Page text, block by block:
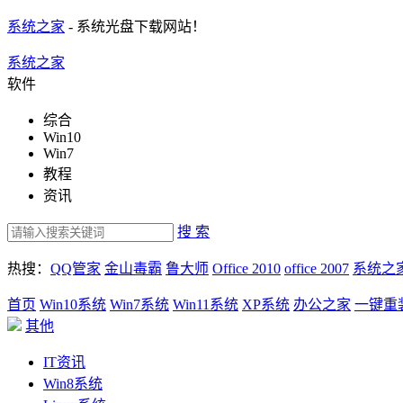
系统之家 - 系统光盘下载网站！
系统之家
软件
综合
Win10
Win7
教程
资讯
搜 索
热搜： QQ管家 金山毒霸 鲁大师 Office 2010 office 2007 系统之
首页 Win10系统 Win7系统 Win11系统 XP系统 办公之家 一键重
其他
IT资讯
Win8系统